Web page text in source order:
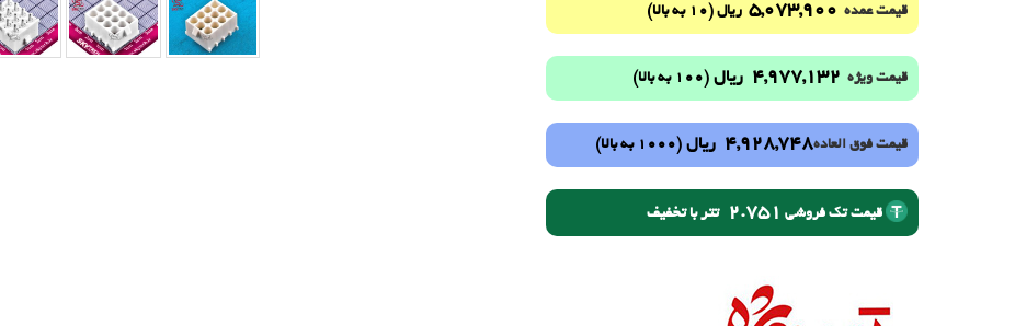
قیمت عمده 5,073,900 ریال (10 به بالا)
قیمت ویژه 4,977,132 ریال (100 به بالا)
قیمت فوق العاده4,928,748 ریال (1000 به بالا)
قیمت تک فروشی 2.751 تتر با تخفیف